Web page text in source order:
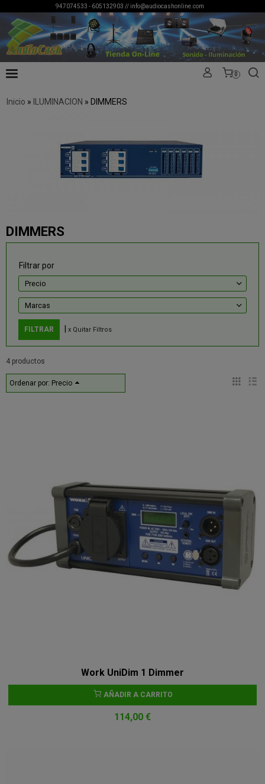
947074533 - 605132903 // info@audiocashonline.com
0
Inicio » ILUMINACION » DIMMERS
DIMMERS
Filtrar por
Precio
Marcas
x Quitar Filtros
4 productos
Ordenar por: Precio
Work UniDim 1 Dimmer
AÑADIR A CARRITO
114,00 €